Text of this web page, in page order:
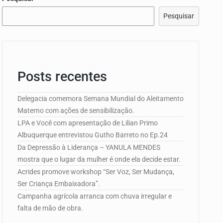
de…
Pesquisar
Posts recentes
Delegacia comemora Semana Mundial do Aleitamento
Materno com ações de sensibilização.
LPA e Você com apresentação de Lilian Primo
Albuquerque entrevistou Gutho Barreto no Ep.24
Da Depressão à Liderança – YANULA MENDES
mostra que o lugar da mulher é onde ela decide estar.
Acrides promove workshop “Ser Voz, Ser Mudança,
Ser Criança Embaixadora”.
Campanha agrícola arranca com chuva irregular e
falta de mão de obra.